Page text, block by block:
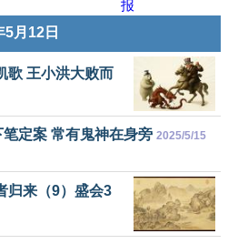
报
5月12日
歌 王小洪大败而
定案 常有鬼神在身旁 2025/5/15
归来（9）盛会3